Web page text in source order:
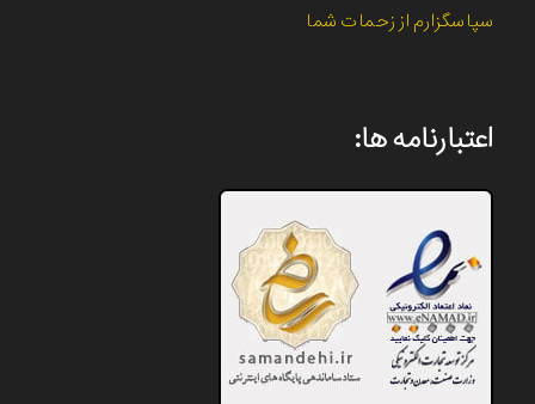
سپاسگزارم از زحمات شما
اعتبارنامه ها: